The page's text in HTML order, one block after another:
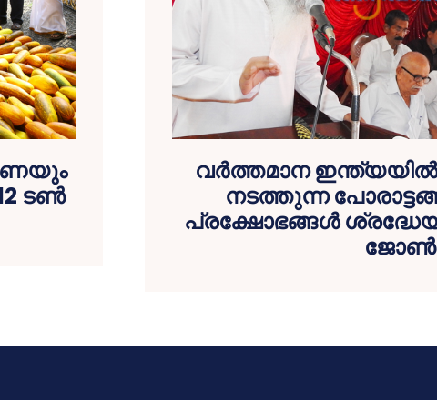
ടണ്‍
വര്‍ത്തമാന
നടത്തുന്ന
പ്രക്ഷോഭങ്ങള്‍
ജോണ്‍